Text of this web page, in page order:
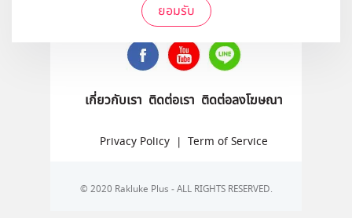
ยอมรับ
ติดตามเราได้ที่
เกี่ยวกับเรา ติดต่อเรา ติดต่อลงโฆษณา
Privacy Policy | Term of Service
© 2020 Rakluke Plus - ALL RIGHTS RESERVED.